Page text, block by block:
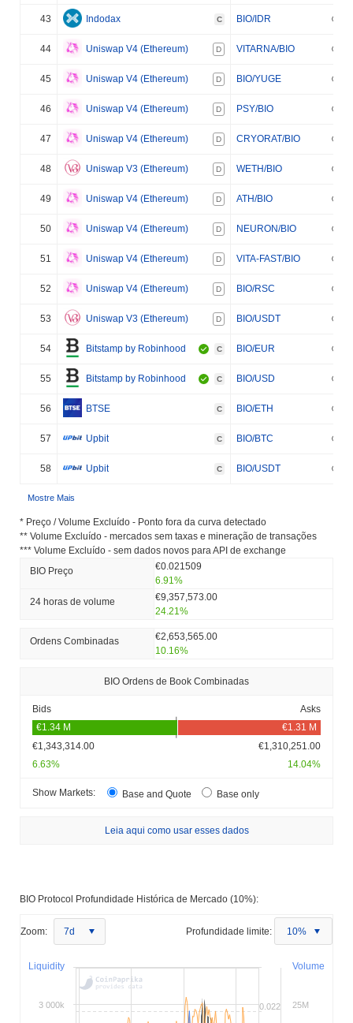
43 Indodax C BIO/IDR
44 Uniswap V4 (Ethereum) D VITARNA/BIO
45 Uniswap V4 (Ethereum) D BIO/YUGE
46 Uniswap V4 (Ethereum) D PSY/BIO
47 Uniswap V4 (Ethereum) D CRYORAT/BIO
48 Uniswap V3 (Ethereum) D WETH/BIO
49 Uniswap V4 (Ethereum) D ATH/BIO
50 Uniswap V4 (Ethereum) D NEURON/BIO
51 Uniswap V4 (Ethereum) D VITA-FAST/BIO
52 Uniswap V4 (Ethereum) D BIO/RSC
53 Uniswap V3 (Ethereum) D BIO/USDT
54 Bitstamp by Robinhood C BIO/EUR
55 Bitstamp by Robinhood C BIO/USD
56 BTSE C BIO/ETH
57 Upbit C BIO/BTC
58 Upbit C BIO/USDT
Mostre Mais
* Preço / Volume Excluído - Ponto fora da curva detectado
** Volume Excluído - mercados sem taxas e mineração de transações
*** Volume Excluído - sem dados novos para API de exchange
BIO Preço
€0.021509
6.91%
24 horas de volume
€9,357,573.00
24.21%
Ordens Combinadas
€2,653,565.00
10.16%
BIO Ordens de Book Combinadas
Bids Asks
€1,343,314.00
€1,310,251.00
6.63%
14.04%
Show Markets: Base and Quote Base only
Leia aqui como usar esses dados
BIO Protocol Profundidade Histórica de Mercado (10%):
Zoom: 7d Profundidade limite: 10%
Volume
Liquidity
0.022 25M
3 000k